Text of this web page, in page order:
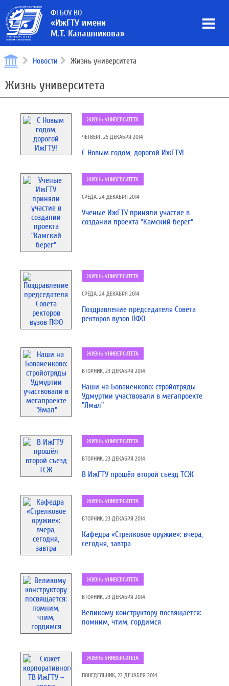
ФГБОУ ВО
«ИжГТУ имени
М.Т. Калашникова»
Новости Жизнь университета
Жизнь университета
ЖИЗНЬ УНИВЕРСИТЕТА
ЧЕТВЕРГ, 25 ДЕКАБРЯ 2014
С Новым годом, дорогой ИжГТУ!
ЖИЗНЬ УНИВЕРСИТЕТА
СРЕДА, 24 ДЕКАБРЯ 2014
Ученые ИжГТУ приняли участие в
создании проекта "Камский берег"
ЖИЗНЬ УНИВЕРСИТЕТА
СРЕДА, 24 ДЕКАБРЯ 2014
Поздравление председателя Совета
ректоров вузов ПФО
ЖИЗНЬ УНИВЕРСИТЕТА
ВТОРНИК, 23 ДЕКАБРЯ 2014
Наши на Бованенково: стройотряды
Удмуртии участвовали в мегапроекте
"Ямал"
ЖИЗНЬ УНИВЕРСИТЕТА
ВТОРНИК, 23 ДЕКАБРЯ 2014
В ИжГТУ прошёл второй съезд ТСЖ
ЖИЗНЬ УНИВЕРСИТЕТА
ВТОРНИК, 23 ДЕКАБРЯ 2014
Кафедра «Стрелковое оружие»: вчера,
сегодня, завтра
ЖИЗНЬ УНИВЕРСИТЕТА
ВТОРНИК, 23 ДЕКАБРЯ 2014
Великому конструктору посвящается:
помним, чтим, гордимся
ЖИЗНЬ УНИВЕРСИТЕТА
ПОНЕДЕЛЬНИК, 22 ДЕКАБРЯ 2014